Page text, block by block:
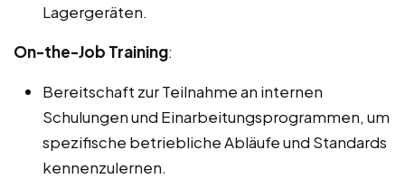
Lagergeräten.
On-the-Job Training:
Bereitschaft zur Teilnahme an internen
Schulungen und Einarbeitungsprogrammen, um
spezifische betriebliche Abläufe und Standards
kennenzulernen.